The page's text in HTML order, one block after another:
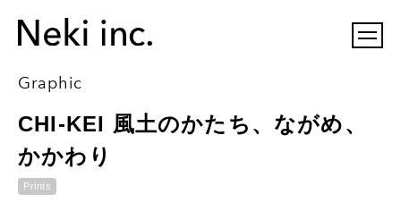
Graphic
CHI-KEI 風土のかたち、ながめ、
かかわり
Prints